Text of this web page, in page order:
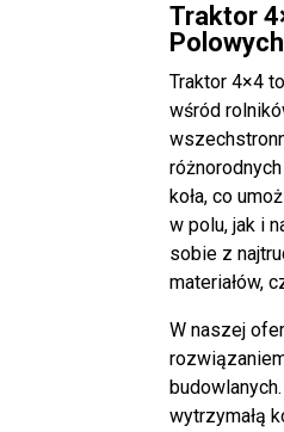
Traktor
Traktor 4×4
wśród
koła, co
w polu, jak i
sobie z
materiałów,
W naszej
wytrzymałą